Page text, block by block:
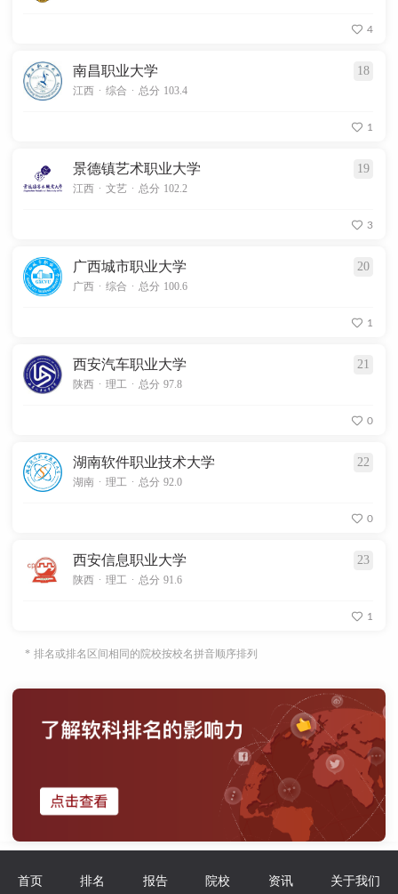
4
南昌职业大学 18
江西 . 综合 . 总分 103.4
1
景德镇艺术职业大学 19
江西 . 文艺 . 总分 102.2
3
广西城市职业大学 20
广西 . 综合 . 总分 100.6
1
西安汽车职业大学 21
陕西 . 理工 . 总分 97.8
0
湖南软件职业技术大学 22
湖南 . 理工 . 总分 92.0
0
西安信息职业大学 23
陕西 . 理工 . 总分 91.6
1
* 排名或排名区间相同的院校按校名拼音顺序排列
首页 排名 报告 院校 资讯 关于我们